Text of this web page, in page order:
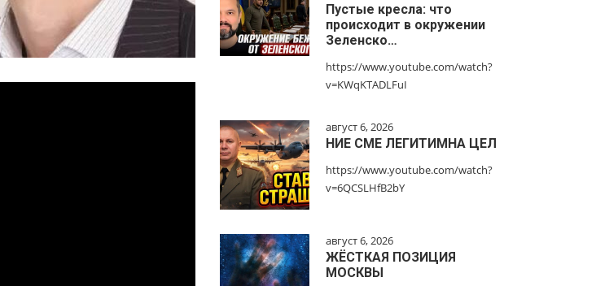
Пустые кресла: что
происходит в окружении
Зеленско…
https://www.youtube.com/watch?
v=KWqKTADLFuI
август 6, 2026
НИЕ СМЕ ЛЕГИТИМНА ЦЕЛ
https://www.youtube.com/watch?
v=6QCSLHfB2bY
август 6, 2026
ЖЁСТКАЯ ПОЗИЦИЯ
МОСКВЫ